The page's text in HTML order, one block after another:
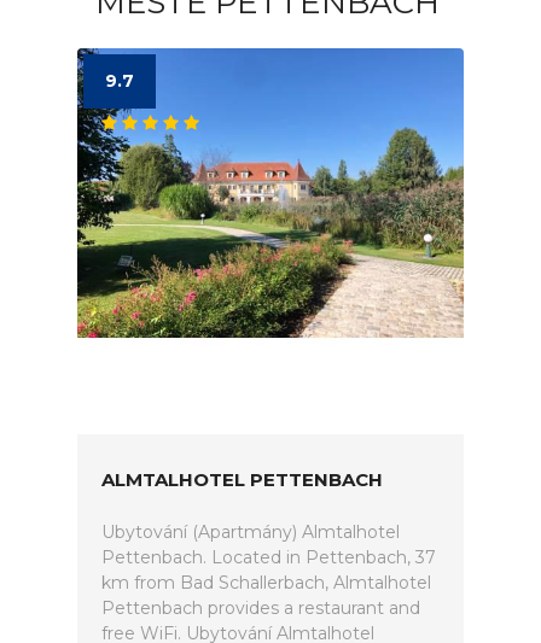
9.7
ALMTALHOTEL PETTENBACH
Ubytování (Apartmány) Almtalhotel
Pettenbach. Located in Pettenbach, 37
km from Bad Schallerbach, Almtalhotel
Pettenbach provides a restaurant and
free WiFi. Ubytování Almtalhotel